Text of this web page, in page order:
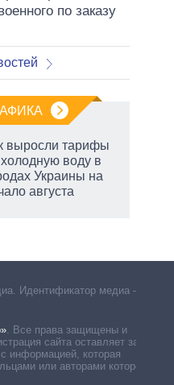
по заказу
выросли тарифы
воду в
Украины на
августа
Идентификатор медиа –
. Все права защищены и
сайта оставляет за
информацией, которая
или авторами которой